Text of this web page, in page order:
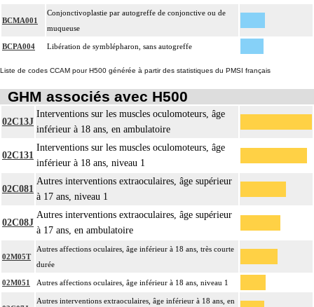
BCMA001
Conjonctivoplastie par autogreffe de conjonctive ou de
muqueuse
BCPA004 Libération de symblépharon, sans autogreffe
Liste de codes CCAM pour H500 générée à partir des statistiques du PMSI français
GHM associés avec H500
02C13J
Interventions sur les muscles oculomoteurs, âge
inférieur à 18 ans, en ambulatoire
02C131
Interventions sur les muscles oculomoteurs, âge
inférieur à 18 ans, niveau 1
02C081
Autres interventions extraoculaires, âge supérieur
à 17 ans, niveau 1
02C08J
Autres interventions extraoculaires, âge supérieur
à 17 ans, en ambulatoire
02M05T
Autres affections oculaires, âge inférieur à 18 ans, très courte
durée
02M051 Autres affections oculaires, âge inférieur à 18 ans, niveau 1
Autres interventions extraoculaires, âge inférieur à 18 ans, en